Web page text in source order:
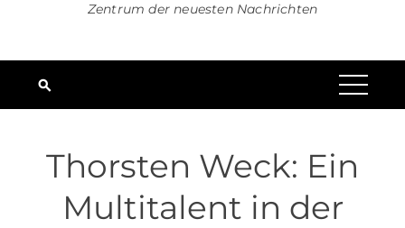
Zentrum der neuesten Nachrichten
Thorsten Weck: Ein
Multitalent in der